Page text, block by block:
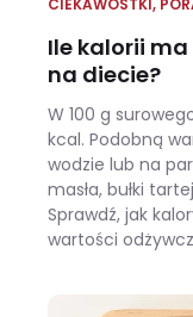
Ile kalorii
na diecie?
W 100 g
kcal. Podobną
wodzie lub na
masła, bułki
Sprawdź, jak
wartości